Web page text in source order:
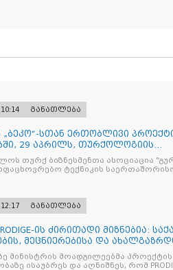
განათლება
„ბეკო“-სთან ერთობლივი
29 აპრილს, თურქოლოგიის
და თბილისის
თურქ ბიზნესმენთა ასოციაცია
ტექნიკის
განათლება
ის ძირითადი მიზნებია:
მეცნიერებისა და
მინისტრის მოადგილეებმა პროექტის
ისაუბრეს და აღნიშნეს, რომ